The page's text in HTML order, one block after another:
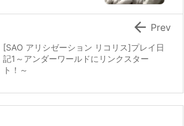
[SAO アリシゼーション リコリス]プレイ日
記1～アンダーワールドにリンクスター
ト！～
 Prev